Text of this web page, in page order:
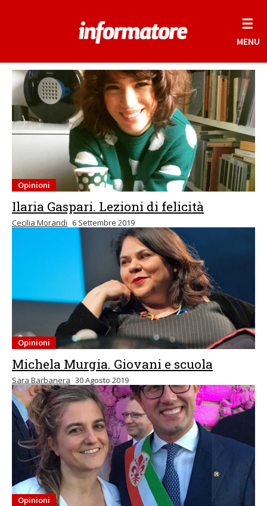
☰
MENU
Opinioni
Ilaria Gaspari. Lezioni di felicità
Cecilia Morandi 6 Settembre 2019
Opinioni
Michela Murgia. Giovani e scuola
Sara Barbanera 30 Agosto 2019
Opinioni